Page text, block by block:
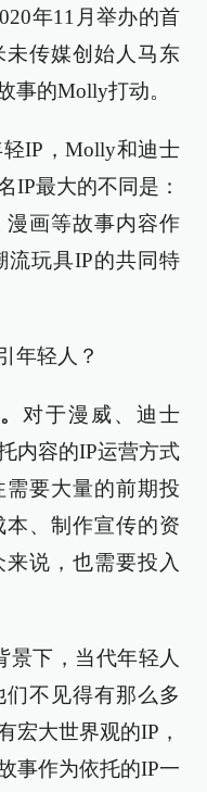
年11月举办的首
未传媒创始人马东
事的Molly打动。
IP，Molly和迪士
IP最大的不同是：
画等故事内容作
流玩具IP的共同特
年轻人？
对于漫威、迪士
内容的IP运营方式
要大量的前期投
本、制作宣传的资
说，也需要投入
景下，当代年轻人
不见得有那么多
宏大世界观的IP，
事作为依托的IP一